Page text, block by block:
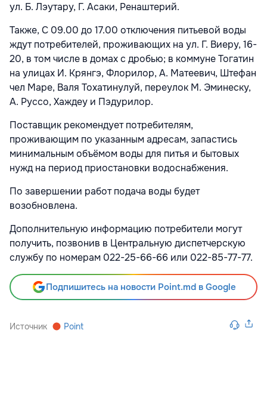
ул. Б. Лэутару, Г. Асаки, Ренаштерий.
Также, С 09.00 до 17.00 отключения питьевой воды
ждут потребителей, проживающих на ул. Г. Виеру, 16-
20, в том числе в домах с дробью; в коммуне Тогатин
на улицах И. Крянгэ, Флорилор, А. Матеевич, Штефан
чел Маре, Валя Тохатинулуй, переулок М. Эминеску,
А. Руссо, Хаждеу и Пэдурилор.
Поставщик рекомендует потребителям,
проживающим по указанным адресам, запастись
минимальным объёмом воды для питья и бытовых
нужд на период приостановки водоснабжения.
По завершении работ подача воды будет
возобновлена.
Дополнительную информацию потребители могут
получить, позвонив в Центральную диспетчерскую
службу по номерам 022-25-66-66 или 022-85-77-77.
Подпишитесь на новости Point.md в Google
Источник Point